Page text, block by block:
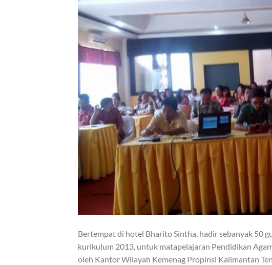
Bertempat di hotel Bharito Sintha, hadir sebanyak 50
kurikulum 2013, untuk matapelajaran Pendidikan
oleh Kantor Wilayah Kemenag Propinsi Kalimantan